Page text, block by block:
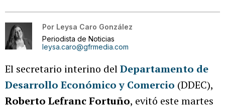
Por Leysa Caro González
Periodista de Noticias
leysa.caro@gfrmedia.com
El secretario interino delDepartamento de
Desarrollo Económico y Comercio (DDEC),
Roberto Lefranc Fortuño, evitó este martes